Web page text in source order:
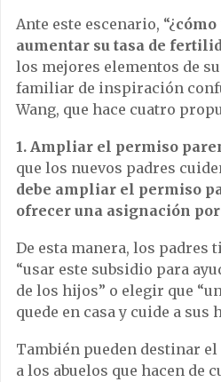
Ante este escenario, “¿cómo
aumentar su tasa de
los mejores elementos de
familiar de inspiración
Wang, que hace cuatro
1. Ampliar el permiso
que los nuevos padres
debe ampliar el permiso
ofrecer una asignación
De esta manera, los padres
“usar este subsidio para
de los hijos” o elegir que
quede en casa y cuide a sus
También pueden destinar
a los abuelos que hacen de